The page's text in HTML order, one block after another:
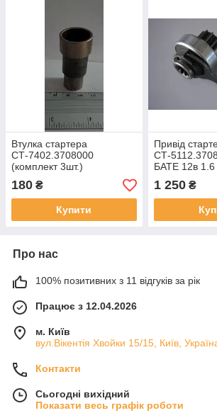
Втулка стартера
СТ-7402.3708000
(комплект 3шт.)
180 ₴
Купити
Привід
СТ-
БАТЕ 12в
1 250₴
Про нас
100% позитивних з 11 відгуків за рік
Працює з 12.04.2026
м. Київ
вул.Вікентія Хвойки 15/15, Київ,
Контакти
Сьогодні вихідний
Показати весь графік роботи